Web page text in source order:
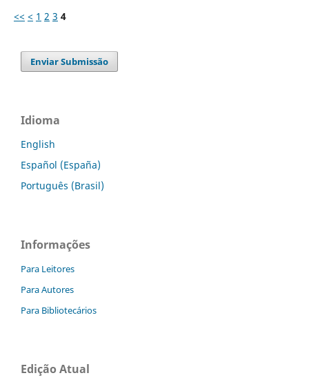
<< < 1 2 3 4
Enviar Submissão
Idioma
English
Español (España)
Português (Brasil)
Informações
Para Leitores
Para Autores
Para Bibliotecários
Edição Atual